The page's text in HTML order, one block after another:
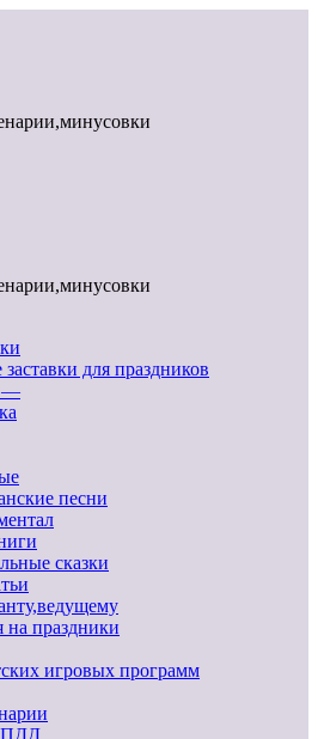
для праздников
—
песни
сказки
на праздники
игровых программ
ПДД